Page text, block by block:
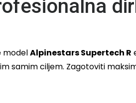
modelAlpinestars Supertech R
samim ciljem. Zagotoviti